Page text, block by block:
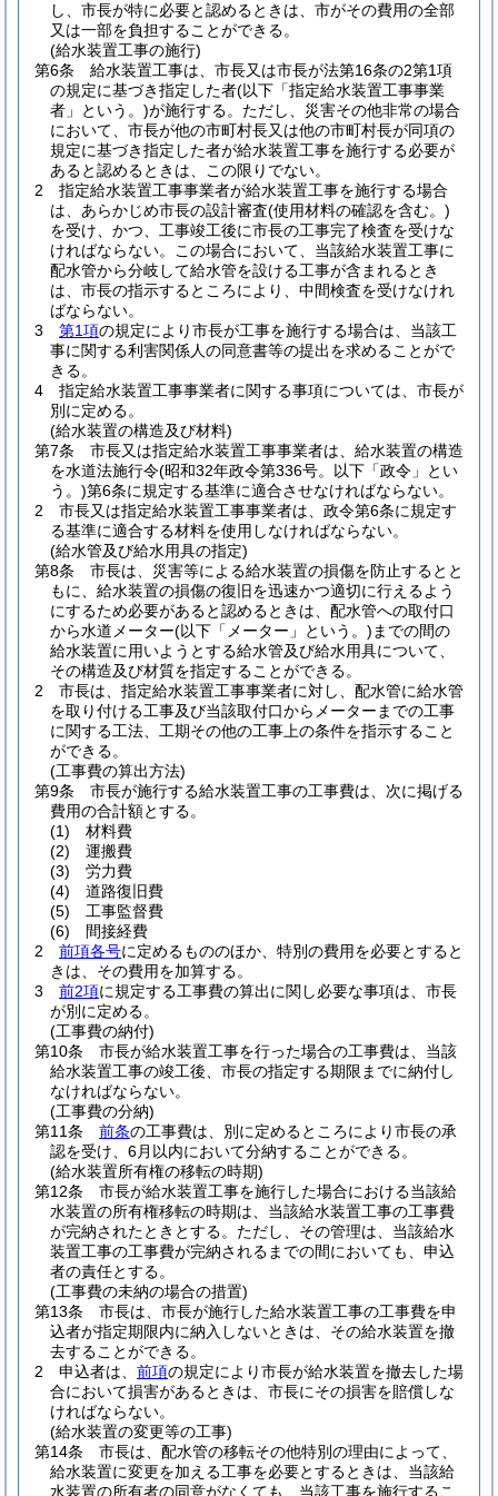
し、市長が特に必要と認めるときは、市がその費用の全部
又は一部を負担することができる。
(給水装置工事の施行)
第6条
給水装置工事は、市長又は市長が法第16条の2第1項
の規定に基づき指定した者(以下「指定給水装置工事事業
者」という。)が施行する。 ただし、災害その他非常の場合
において、市長が他の市町村長又は他の市町村長が同項の
規定に基づき指定した者が給水装置工事を施行する必要が
あると認めるときは、この限りでない。
2
指定給水装置工事事業者が給水装置工事を施行する場合
は、あらかじめ市長の設計審査(使用材料の確認を含む。)
を受け、かつ、工事竣工後に市長の工事完了検査を受けな
ければならない。
この場合において、当該給水装置工事に
配水管から分岐して給水管を設ける工事が含まれるとき
は、市長の指示するところにより、中間検査を受けなけれ
ばならない。
3
第1項の規定により市長が工事を施行する場合は、当該工
事に関する利害関係人の同意書等の提出を求めることがで
きる。
4
指定給水装置工事事業者に関する事項については、市長が
別に定める。
(給水装置の構造及び材料)
第7条
市長又は指定給水装置工事事業者は、給水装置の構造
を水道法施行令(昭和32年政令第336号。以下「政令」とい
う。)第6条に規定する基準に適合させなければならない。
2
市長又は指定給水装置工事事業者は、政令第6条に規定す
る基準に適合する材料を使用しなければならない。
(給水管及び給水用具の指定)
第8条
市長は、災害等による給水装置の損傷を防止するとと
もに、給水装置の損傷の復旧を迅速かつ適切に行えるよう
にするため必要があると認めるときは、配水管への取付口
から水道メーター(以下「メーター」という。) までの間の
給水装置に用いようとする給水管及び給水用具について、
その構造及び材質を指定することができる。
2
市長は、指定給水装置工事事業者に対し、配水管に給水管
を取り付ける工事及び当該取付口からメーターまでの工事
に関する工法、工期その他の工事上の条件を指示すること
ができる。
(工事費の算出方法)
第9条
市長が施行する給水装置工事の工事費は、次に掲げる
費用の合計額とする。
(1)
材料費
(2)
運搬費
(3)
労力費
(4)
道路復旧費
(5)
工事監督費
(6)
間接経費
2
前項各号に定めるもののほか、特別の費用を必要とすると
きは、その費用を加算する。
3
前2項に規定する工事費の算出に関し必要な事項は、市長
が別に定める。
(工事費の納付)
第10条
市長が給水装置工事を行った場合の工事費は、当該
給水装置工事の竣工後、市長の指定する期限までに納付し
なければならない。
(工事費の分納)
第11条
前条の工事費は、別に定めるところにより市長の承
認を受け、6月以内において分納することができる。
(給水装置所有権の移転の時期)
第12条
市長が給水装置工事を施行した場合における当該給
水装置の所有権移転の時期は、当該給水装置工事の工事費
が完納されたときとする。 ただし、その管理は、当該給水
装置工事の工事費が完納されるまでの間においても、申込
者の責任とする。
(工事費の未納の場合の措置)
第13条
市長は、市長が施行した給水装置工事の工事費を申
込者が指定期限内に納入しないときは、その給水装置を撤
去することができる。
2
申込者は、 前項の規定により市長が給水装置を撤去した場
合において損害があるときは、市長にその損害を賠償しな
ければならない。
(給水装置の変更等の工事)
第14条
市長は、配水管の移転その他特別の理由によって、
給水装置に変更を加える工事を必要とするときは、当該給
水装置の所有者の同意がなくても、当該工事を施行するこ